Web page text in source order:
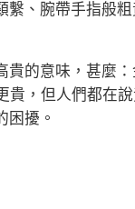
、腕帶手指般
的意味，甚麼：
，但人們都在
困擾。